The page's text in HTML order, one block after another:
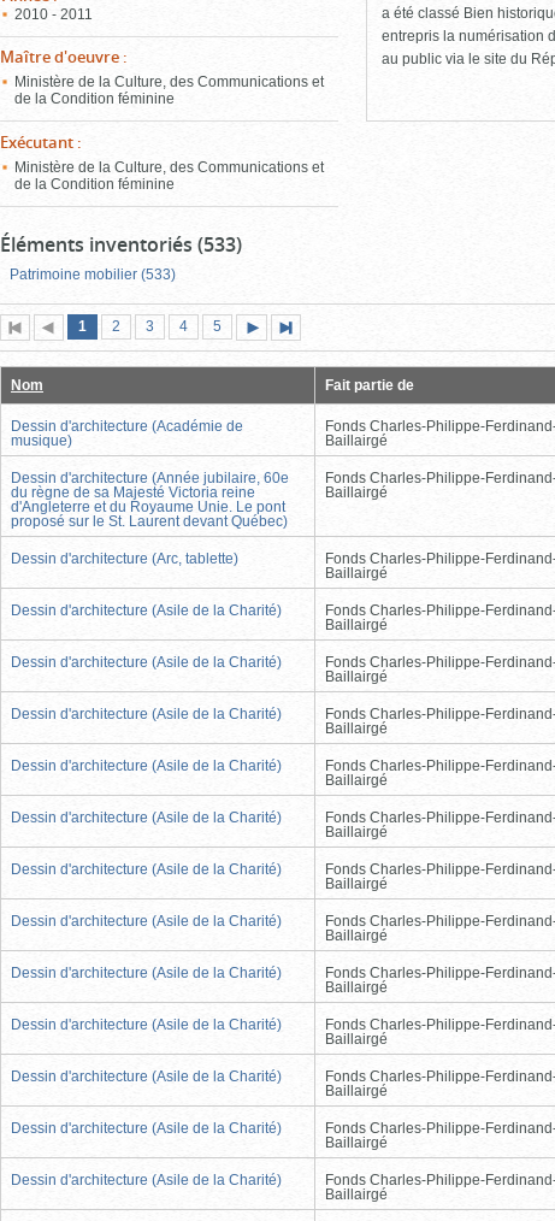
2010 - 2011
Maître d'oeuvre :
Ministère de la Culture, des Communications et
de la Condition féminine
Exécutant :
Ministère de la Culture, des Communications et
de la Condition féminine
a été classé Bien
entrepris la numérisation
au public via le site du
Éléments inventoriés (533)
Patrimoine mobilier (533)
Première
page
Page
précédente
Page
1 (page
actuelle)
Page
2 Page
3 Page
4 Page
5
suivante
page
Nom Fait partie de
Dessin d'architecture (Académie de
musique)
Fonds Charles-Philippe-
Baillairgé
Dessin d'architecture (Année jubilaire, 60e
du règne de sa Majesté Victoria reine
d'Angleterre et du Royaume Unie. Le pont
proposé sur le St. Laurent devant Québec)
Fonds Charles-Philippe-
Baillairgé
Dessin d'architecture (Arc, tablette)
Fonds Charles-Philippe-
Baillairgé
Dessin d'architecture (Asile de la Charité)
Fonds Charles-Philippe-
Baillairgé
Dessin d'architecture (Asile de la Charité)
Fonds Charles-Philippe-
Baillairgé
Dessin d'architecture (Asile de la Charité)
Fonds Charles-Philippe-
Baillairgé
Dessin d'architecture (Asile de la Charité)
Fonds Charles-Philippe-
Baillairgé
Dessin d'architecture (Asile de la Charité)
Fonds Charles-Philippe-
Baillairgé
Dessin d'architecture (Asile de la Charité)
Fonds Charles-Philippe-
Baillairgé
Dessin d'architecture (Asile de la Charité)
Fonds Charles-Philippe-
Baillairgé
Dessin d'architecture (Asile de la Charité)
Fonds Charles-Philippe-
Baillairgé
Dessin d'architecture (Asile de la Charité)
Fonds Charles-Philippe-
Baillairgé
Dessin d'architecture (Asile de la Charité)
Fonds Charles-Philippe-
Baillairgé
Dessin d'architecture (Asile de la Charité)
Fonds Charles-Philippe-
Baillairgé
Dessin d'architecture (Asile de la Charité)
Fonds Charles-Philippe-
Baillairgé